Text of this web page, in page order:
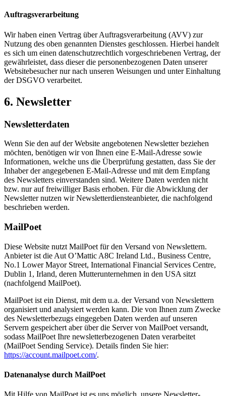
Auftragsverarbeitung
Wir haben einen Vertrag über Auftragsverarbeitung (AVV) zur
Nutzung des oben genannten Dienstes geschlossen. Hierbei handelt
es sich um einen datenschutzrechtlich vorgeschriebenen Vertrag, der
gewährleistet, dass dieser die personenbezogenen Daten unserer
Websitebesucher nur nach unseren Weisungen und unter Einhaltung
der DSGVO verarbeitet.
6. Newsletter
Newsletter­daten
Wenn Sie den auf der Website angebotenen Newsletter beziehen
möchten, benötigen wir von Ihnen eine E-Mail-Adresse sowie
Informationen, welche uns die Überprüfung gestatten, dass Sie der
Inhaber der angegebenen E-Mail-Adresse und mit dem Empfang
des Newsletters einverstanden sind. Weitere Daten werden nicht
bzw. nur auf freiwilliger Basis erhoben. Für die Abwicklung der
Newsletter nutzen wir Newsletterdiensteanbieter, die nachfolgend
beschrieben werden.
MailPoet
Diese Website nutzt MailPoet für den Versand von Newslettern.
Anbieter ist die Aut O’Mattic A8C Ireland Ltd., Business Centre,
No.1 Lower Mayor Street, International Financial Services Centre,
Dublin 1, Irland, deren Mutterunternehmen in den USA sitzt
(nachfolgend MailPoet).
MailPoet ist ein Dienst, mit dem u.a. der Versand von Newslettern
organisiert und analysiert werden kann. Die von Ihnen zum Zwecke
des Newsletterbezugs eingegeben Daten werden auf unseren
Servern gespeichert aber über die Server von MailPoet versandt,
sodass MailPoet Ihre newsletterbezogenen Daten verarbeitet
(MailPoet Sending Service). Details finden Sie hier:
https://account.mailpoet.com/.
Datenanalyse durch MailPoet